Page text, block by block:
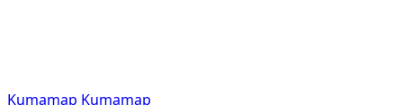
Kumamap Kumamap